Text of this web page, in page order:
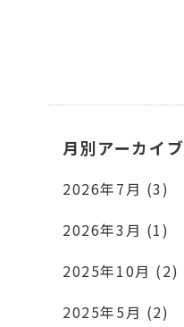
月別アーカイブ
2026年7月 (3)
2026年3月 (1)
2025年10月 (2)
2025年5月 (2)